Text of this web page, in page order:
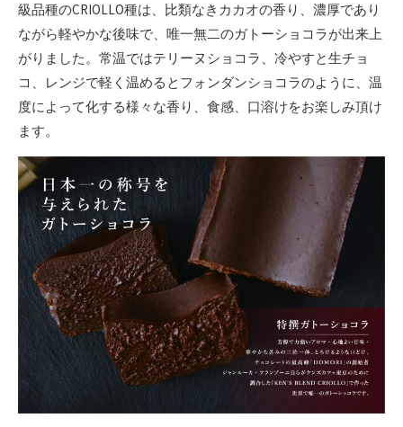
級品種のCRIOLLO種は、比類なきカカオの香り、濃厚であり
ながら軽やかな後味で、唯一無二のガトーショコラが出来上
がりました。常温ではテリーヌショコラ、冷やすと生チョ
コ、レンジで軽く温めるとフォンダンショコラのように、温
度によって化する様々な香り、食感、口溶けをお楽しみ頂け
ます。